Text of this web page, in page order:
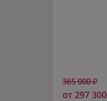
365 000₽
от 297 300